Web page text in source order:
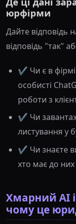
юрфірми
Дайте відповідь
відповідь "так"
✔️ Чи є в
особисті
роботи з
✔️ Чи
листування у
✔️ Чи знаєте
хто має до них
Хмарний AI
чому це